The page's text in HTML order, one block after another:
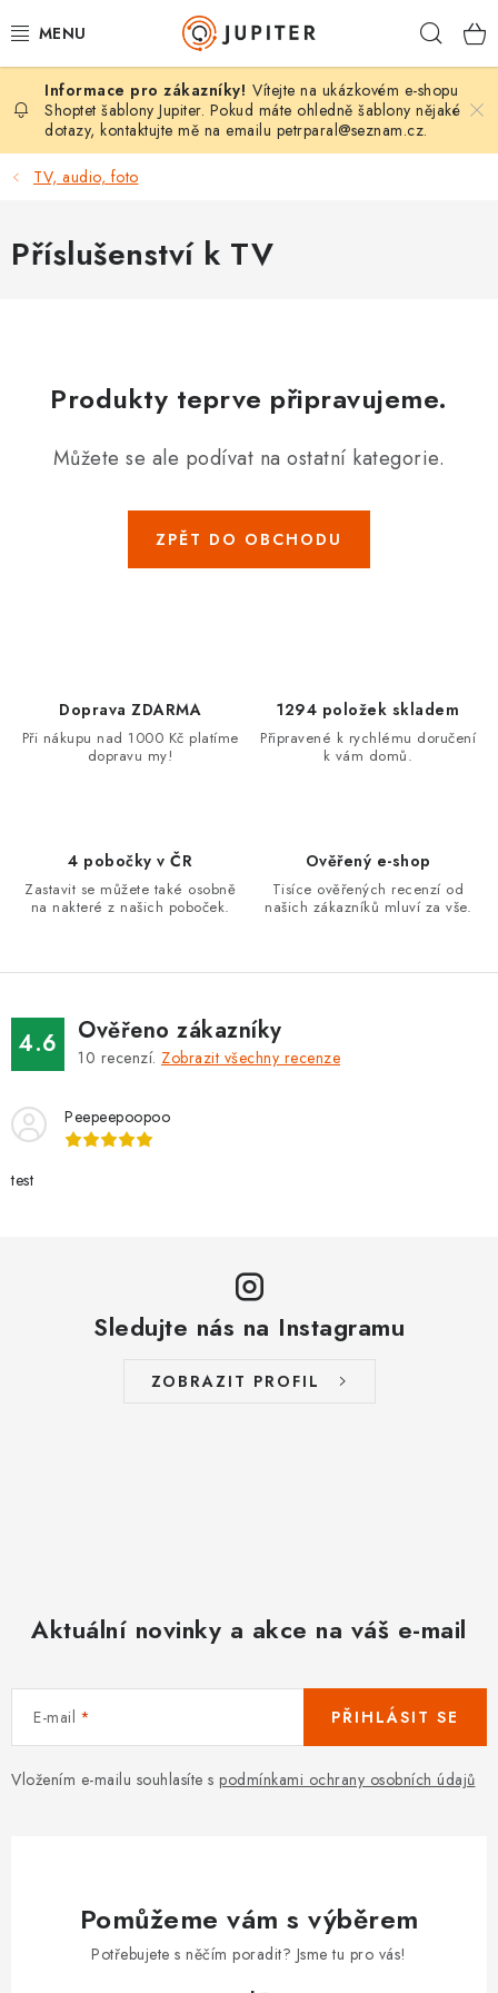
na
MOBILY, TABLETY
POČÍTAČE, NOTEBOOKY
GAMING
Obchodní podmínky
Kontakty
Vítejte na ukázkovém e-shopu
Shoptet šablony Jupiter. Pokud máte ohledně šablony nějaké
dotazy, kontaktujte mě na emailu petrparal@seznam.cz.
TV, audio, foto
Příslušenství k TV
Produkty teprve připravujeme.
Můžete se ale podívat na ostatní kategorie.
ZPĚT DO OBCHODU
Doprava ZDARMA
Při nákupu nad 1000 Kč platíme
dopravu my!
1294 položek skladem
Připravené k rychlému doručení
k vám domů.
4 pobočky v ČR
Zastavit se můžete také osobně
na nakteré z našich poboček.
Ověřený e-shop
Tisíce ověřených recenzí od
našich zákazníků mluví za vše.
4.6 Ověřeno zákazníky
10 recenzí. Zobrazit všechny recenze
Peepeepoopoo
test
Sledujte nás na Instagramu
ZOBRAZIT PROFIL
Aktuální novinky a akce na váš e-mail
E-mail
Vložením e-mailu souhlasíte s podmínkami ochrany osobních údajů
PŘIHLÁSIT SE
Pomůžeme vám s výběrem
Potřebujete s něčím poradit? Jsme tu pro vás!